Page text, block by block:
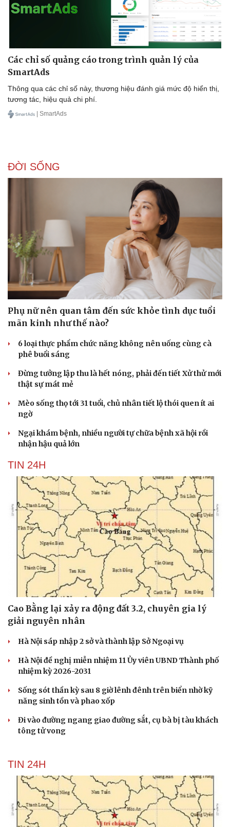
Du lịch
Săn Tour
check-in
Đọc truyện đêm
Các chỉ số quảng cáo trong trình quản lý của
SmartAds
Thông qua các chỉ số này, thương hiệu đánh giá mức độ hiển thị,
tương tác, hiệu quả chi phí.
| SmartAds
ĐỜI SỐNG
Phụ nữ nên quan tâm đến sức khỏe tình dục tuổi
mãn kinh như thế nào?
6 loại thực phẩm chức năng không nên uống cùng cà
phê buổi sáng
Đừng tưởng lập thu là hết nóng, phải đến tiết Xử thử mới
thật sự mát mẻ
Mèo sống thọ tới 31 tuổi, chủ nhân tiết lộ thói quen ít ai
ngờ
Ngại khám bệnh, nhiều người tự chữa bệnh xã hội rồi
nhận hậu quả lớn
TIN 24H
Cao Bằng lại xảy ra động đất 3.2, chuyên gia lý
giải nguyên nhân
Hà Nội sáp nhập 2 sở và thành lập Sở Ngoại vụ
Hà Nội đề nghị miễn nhiệm 11 Ủy viên UBND Thành phố
nhiệm kỳ 2026-2031
Sống sót thần kỳ sau 8 giờ lênh đênh trên biển nhờ kỹ
năng sinh tồn và phao xốp
Đi vào đường ngang giao đường sắt, cụ bà bị tàu khách
tông tử vong
TIN 24H